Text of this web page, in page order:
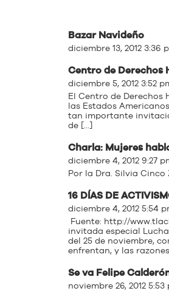
Bazar Navideño
diciembre 13, 2012 3:36
Centro de Derechos
diciembre 5, 2012 3:52
El Centro de Derechos
las Estados
tan importante
de […]
Charla: Mujeres
diciembre 4, 2012 9:27
Por la Dra. Silvia
16 DÍAS DE
diciembre 4, 2012 5:54
Fuente: http://
invitada especial
del 25 de noviembre,
enfrentan, y las
Se va Felipe
noviembre 26, 2012